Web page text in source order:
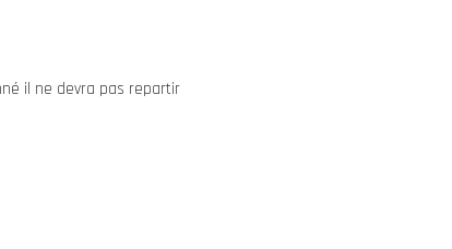
il ne devra pas repartir